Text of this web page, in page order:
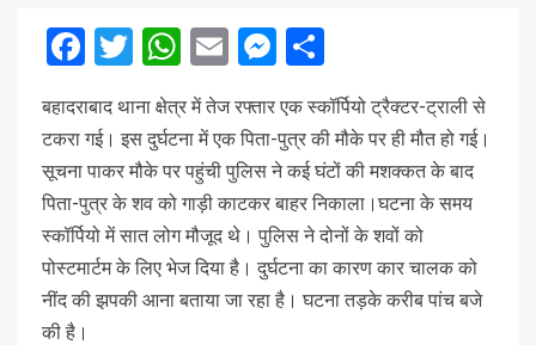
Facebook
Twitter
WhatsApp
EmailMessenger
बहादराबाद थाना क्षेत्र में तेज रफ्तार एक स्कॉर्पियो ट्रैक्टर-ट्राली से
टकरा गई। इस दुर्घटना में एक पिता-पुत्र की मौके पर ही मौत हो गई।
सूचना पाकर मौके पर पहुंची पुलिस ने कई घंटों की मशक्कत के बाद
पिता-पुत्र के शव को गाड़ी काटकर बाहर निकाला।घटना के समय
स्कॉर्पियो में सात लोग मौजूद थे। पुलिस ने दोनों के शवों को
पोस्टमार्टम के लिए भेज दिया है। दुर्घटना का कारण कार चालक को
नींद की झपकी आना बताया जा रहा है। घटना तड़के करीब पांच बजे
की है।